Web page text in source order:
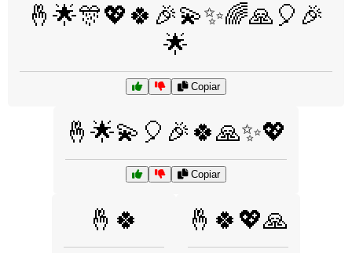
🤞🌟🎊💖🍀🎉💫✨🌈🙏🎈🎉
🌟
Copiar
🤞🌟💫🎈🎉🍀🙏✨💖
Copiar
🤞🍀 🤞🍀💖🙏